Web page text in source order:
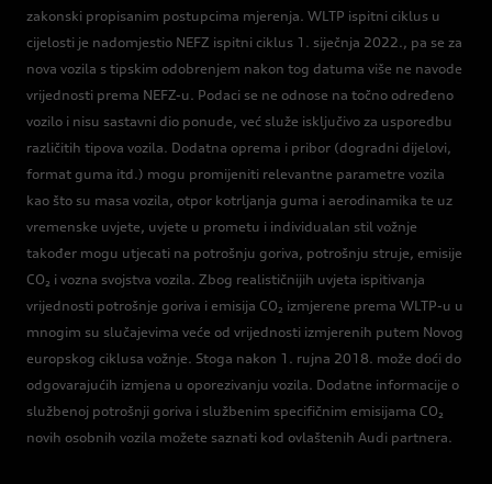
zakonski propisanim postupcima mjerenja. WLTP ispitni ciklus u
cijelosti je nadomjestio NEFZ ispitni ciklus 1. siječnja 2022., pa se za
nova vozila s tipskim odobrenjem nakon tog datuma više ne navode
vrijednosti prema NEFZ-u. Podaci se ne odnose na točno određeno
vozilo i nisu sastavni dio ponude, već služe isključivo za usporedbu
različitih tipova vozila. Dodatna oprema i pribor (dogradni dijelovi,
format guma itd.) mogu promijeniti relevantne parametre vozila
kao što su masa vozila, otpor kotrljanja guma i aerodinamika te uz
vremenske uvjete, uvjete u prometu i individualan stil vožnje
također mogu utjecati na potrošnju goriva, potrošnju struje, emisije
CO₂ i vozna svojstva vozila. Zbog realističnijih uvjeta ispitivanja
vrijednosti potrošnje goriva i emisija CO₂ izmjerene prema WLTP-u u
mnogim su slučajevima veće od vrijednosti izmjerenih putem Novog
europskog ciklusa vožnje. Stoga nakon 1. rujna 2018. može doći do
odgovarajućih izmjena u oporezivanju vozila. Dodatne informacije o
službenoj potrošnji goriva i službenim specifičnim emisijama CO₂
novih osobnih vozila možete saznati kod ovlaštenih Audi partnera.